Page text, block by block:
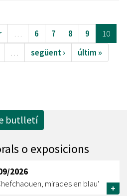
… 6 7 8 9
10
… següent › últim »
butlletí
o exposicions
2026
mirades en blau'
+